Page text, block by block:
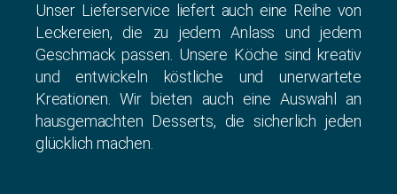
Unser Lieferservice liefert auch eine Reihe von
Leckereien, die zu jedem Anlass und jedem
Geschmack passen. Unsere Köche sind kreativ
und entwickeln köstliche und unerwartete
Kreationen. Wir bieten auch eine Auswahl an
hausgemachten Desserts, die sicherlich jeden
glücklich machen.